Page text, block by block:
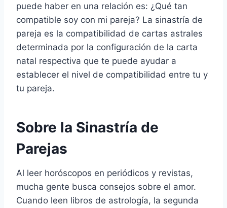
puede haber en una relación es: ¿Qué tan
compatible soy con mi pareja? La sinastría de
pareja es la compatibilidad de cartas astrales
determinada por la configuración de la carta
natal respectiva que te puede ayudar a
establecer el nivel de compatibilidad entre tu y
tu pareja.
Sobre la Sinastría de
Parejas
Al leer horóscopos en periódicos y revistas,
mucha gente busca consejos sobre el amor.
Cuando leen libros de astrología, la segunda